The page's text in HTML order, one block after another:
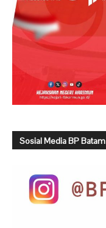
Sosial Media BP Batam